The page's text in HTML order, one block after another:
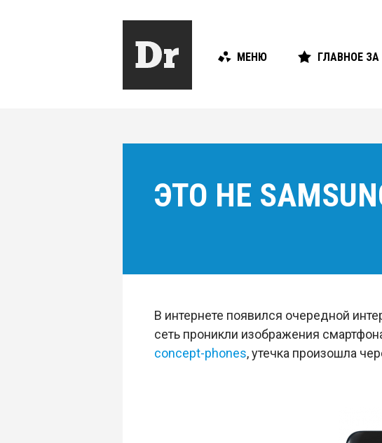
МЕНЮ ГЛАВНОЕ
ЭТО НЕ
В интернете появился очередной
сеть проникли изображения
concept-phones, утечка произошла